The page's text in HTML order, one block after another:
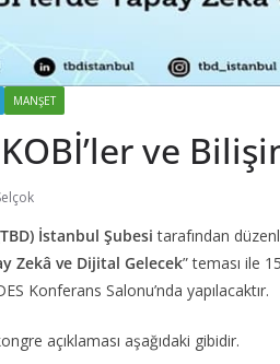
MANŞET
ve
İstanbul Şubesitarafından
Zekâ ve Dijital Gelecek” teması ile
Konferans Salonu’nda yapılacaktır.
açıklaması aşağıdaki gibidir.